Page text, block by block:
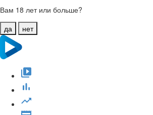
Вам 18 лет или больше?
да
нет